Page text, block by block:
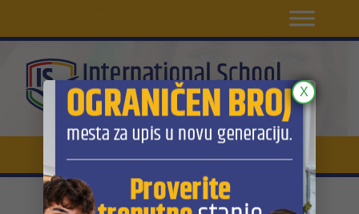
Portal za roditelje
DL platforma
X